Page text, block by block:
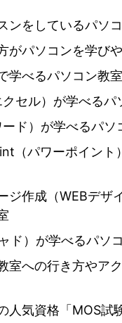
ンをしているパソ
がパソコンを学び
学べるパソコン教室
セル）が学べるパ
ド）が学べるパソ
（パワーポイント
ジ作成（WEBデザ
ド）が学べるパソ
室への行き方やア
人気資格「MOS試